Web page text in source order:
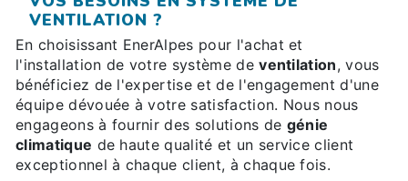
VENTILATION ?
En choisissant EnerAlpes pour l'achat et
l'installation de votre système deventilation, vous
bénéficiez de l'expertise et de l'engagement d'une
équipe dévouée à votre satisfaction. Nous nous
engageons à fournir des solutions de génie
climatique de haute qualité et un service client
exceptionnel à chaque client, à chaque fois.